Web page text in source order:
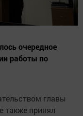
очередное
работы по
главы
также принял